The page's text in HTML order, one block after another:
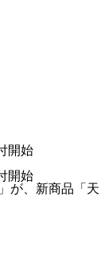
開始
開始
が、新商品「天